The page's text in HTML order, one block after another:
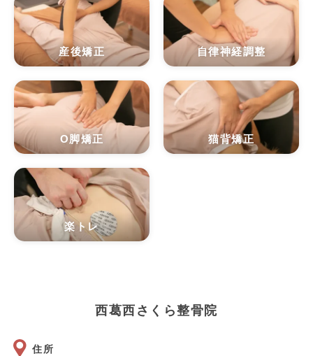
産後矯正 自律神経調整
O脚矯正 猫背矯正
楽トレ
西葛西さくら整骨院
住所